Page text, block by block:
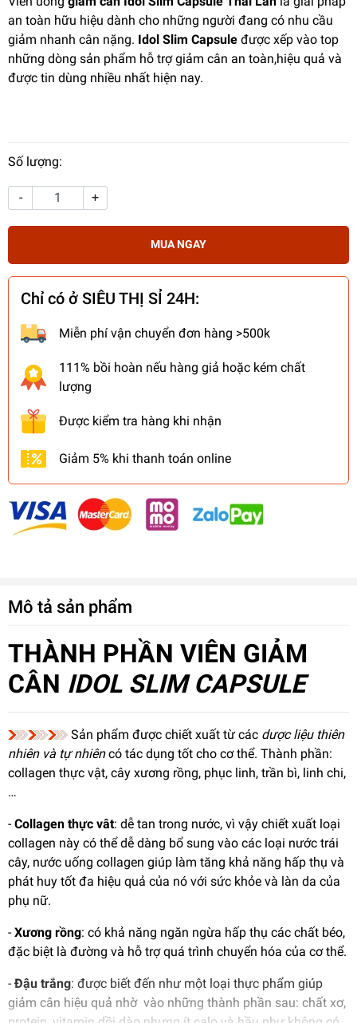
an toàn hữu hiệu dành cho những người đang có nhu cầu
giảm nhanh cân nặng. Idol Slim Capsule được xếp vào top
những dòng sản phẩm hỗ trợ giảm cân an toàn,hiệu quả và
được tin dùng nhiều nhất hiện nay.
Số lượng:
- +
MUA NGAY
Chỉ có ở SIÊU THỊ SỈ 24H:
Miễn phí vận chuyển đơn hàng >500k
111% bồi hoàn nếu hàng giả hoặc kém chất
lượng
Được kiểm tra hàng khi nhận
Giảm 5% khi thanh toán online
Mô tả sản phẩm
THÀNH PHẦN VIÊN GIẢM
CÂN IDOL SLIM CAPSULE
Sản phẩm được chiết xuất từ các dược liệu thiên
nhiên và tự nhiêncó tác dụng tốt cho cơ thể. Thành phần:
collagen thực vật, cây xương rồng, phục linh, trần bì, linh chi,
…
- Collagen thực vât: dễ tan trong nước, vì vậy chiết xuất loại
collagen này có thể dễ dàng bổ sung vào các loại nước trái
cây, nước uống collagen giúp làm tăng khả năng hấp thụ và
phát huy tốt đa hiệu quả của nó với sức khỏe và làn da của
phụ nữ.
- Xương rồng: có khả năng ngăn ngừa hấp thụ các chất béo,
đặc biệt là đường và hỗ trợ quá trình chuyển hóa của cơ thể.
-Đậu trắng: được biết đến như một loại thực phẩm giúp
giảm cân hiệu quả nhờ vào những thành phần sau: chất xơ,